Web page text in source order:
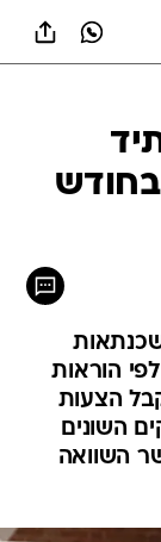
בחודש
הוראות
הצעות
השונים
השוואה